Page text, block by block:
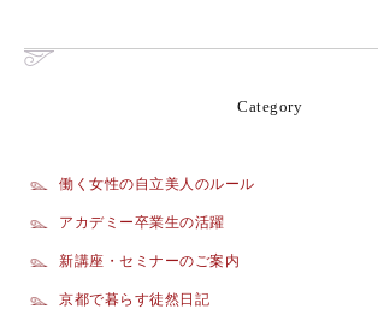
Category
働く女性の自立美人のルール
アカデミー卒業生の活躍
新講座・セミナーのご案内
京都で暮らす徒然日記